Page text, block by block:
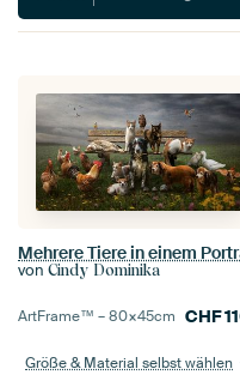
Mehrere Tiere in einem
von Cindy Dominika
ArtFrame™ –80×45cm CHF
Größe & Material selbst wählen